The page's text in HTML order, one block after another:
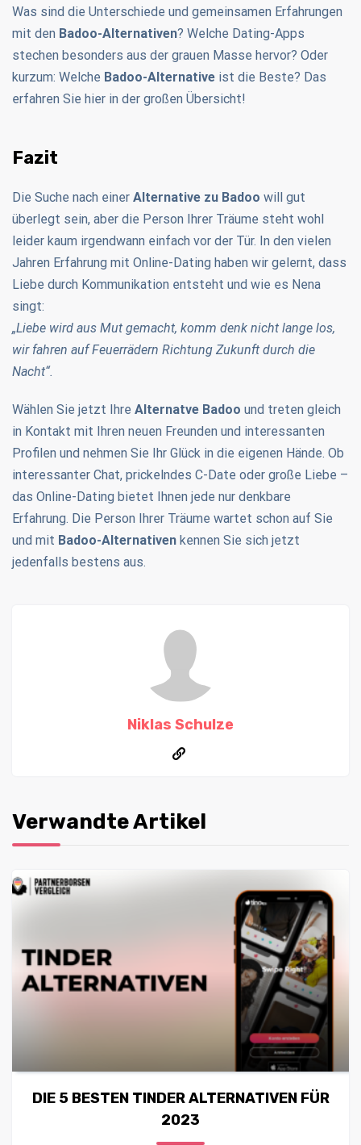
Was sind die Unterschiede und gemeinsamen Erfahrungen
mit den Badoo-Alternativen? Welche Dating-Apps
stechen besonders aus der grauen Masse hervor? Oder
kurzum: Welche Badoo-Alternative ist die Beste? Das
erfahren Sie hier in der großen Übersicht!
Fazit
Die Suche nach einer Alternative zu Badoo will gut
überlegt sein, aber die Person Ihrer Träume steht wohl
leider kaum irgendwann einfach vor der Tür. In den vielen
Jahren Erfahrung mit Online-Dating haben wir gelernt, dass
Liebe durch Kommunikation entsteht und wie es Nena
singt:
„Liebe wird aus Mut gemacht, komm denk nicht lange los,
wir fahren auf Feuerrädern Richtung Zukunft durch die
Nacht“.
Wählen Sie jetzt Ihre Alternatve Badoo und treten gleich
in Kontakt mit Ihren neuen Freunden und interessanten
Profilen und nehmen Sie Ihr Glück in die eigenen Hände. Ob
interessanter Chat, prickelndes C-Date oder große Liebe –
das Online-Dating bietet Ihnen jede nur denkbare
Erfahrung. Die Person Ihrer Träume wartet schon auf Sie
und mit Badoo-Alternativen kennen Sie sich jetzt
jedenfalls bestens aus.
Niklas Schulze
Verwandte Artikel
DIE 5 BESTEN TINDER ALTERNATIVEN FÜR
2023